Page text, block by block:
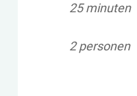
25 minuten
2 personen